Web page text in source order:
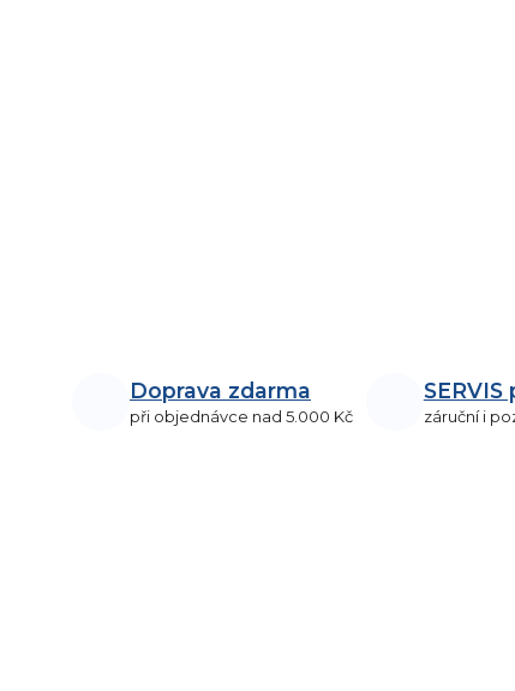
Doprava zdarma
při objednávce nad 5.000 Kč
SERVIS
záruční i